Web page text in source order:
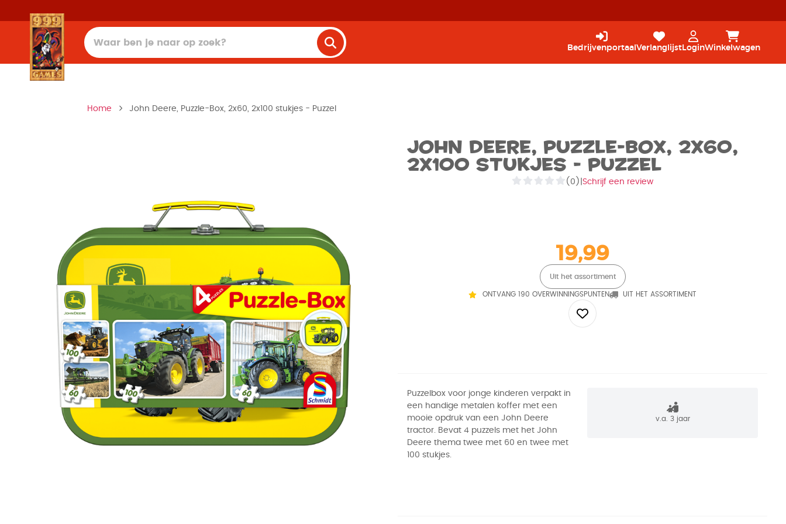
Bedrijvenportaal Verlanglijst LoginWinkelwagen
Home John Deere, Puzzle-Box, 2x60, 2x100 stukjes - Puzzel
John Deere, Puzzle-Box, 2x60,
2x100 stukjes - Puzzel
(0) Schrijf een review
19,99
Uit het assortiment
ONTVANG 190 OVERWINNINGSPUNTEN UIT HET ASSORTIMENT
Puzzelbox voor jonge kinderen verpakt in
een handige metalen koffer met een
mooie opdruk van een John Deere
tractor. Bevat 4 puzzels met het John
Deere thema twee met 60 en twee met
100 stukjes.
v.a. 3 jaar